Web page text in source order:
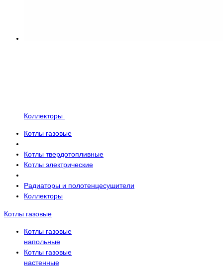
Коллекторы
Котлы газовые
Котлы твердотопливные
Котлы электрические
Радиаторы и полотенцесушители
Коллекторы
Котлы газовые
Котлы газовые
напольные
Котлы газовые
настенные